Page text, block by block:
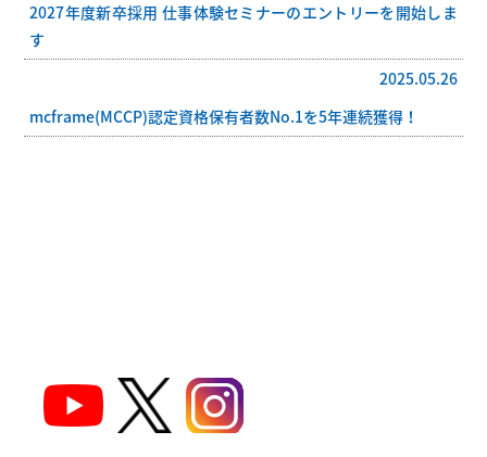
2027年度新卒採用 仕事体験セミナーのエントリーを開始しま
す
2025.05.26
mcframe(MCCP)認定資格保有者数No.1を5年連続獲得！